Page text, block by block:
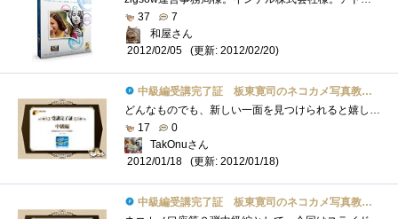
37
7
和屋さん
2012/02/05
(更新: 2012/02/20)
中級編受講完了証 板東寛司のネコカメ写真教室パート2
どんなものでも、新しい一面を見つけられると嬉しいもの。それが、好きなものならなおさら。恋人でも猫でもPCでも(笑)こんにちは、TakOnuです。�...
17
0
TakOnuさん
2012/01/18
(更新: 2012/01/18)
中級編受講完了証 板東寛司のネコカメ写真教室パート2